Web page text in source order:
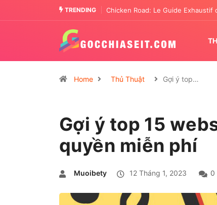
TRENDING Chicken Road: The Tactical
Home Thủ Thuật Gợi ý top…
Gợi ý top 15
quyền miễn phí
Muoibety 12 Tháng 1, 2023 0